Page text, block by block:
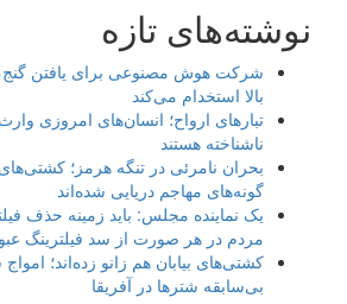
نوشته‌های تازه
شرکت هوش مصنوعی برای یافتن گنج،
بالا استخدام می‌کند
تبارهای ارواح؛ انسان‌های امروزی
ناشناخته هستند
بحران نامرئی در تنگه هرمز؛
گونه‌های مهاجم دریایی شده‌اند
یک نماینده مجلس: باید زمینه حذف
مردم در هر صورت از سد فیلترینگ
کشتی‌های بیابان هم زانو زده‌اند؛
بی‌سابقه شترها در آفریقا